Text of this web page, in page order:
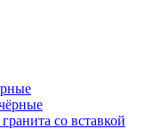
со вставкой